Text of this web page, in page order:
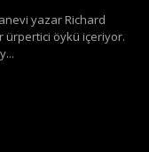
yazar Richard
öykü içeriyor.